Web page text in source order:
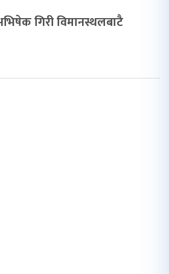
गिरी विमानस्थलबाटै